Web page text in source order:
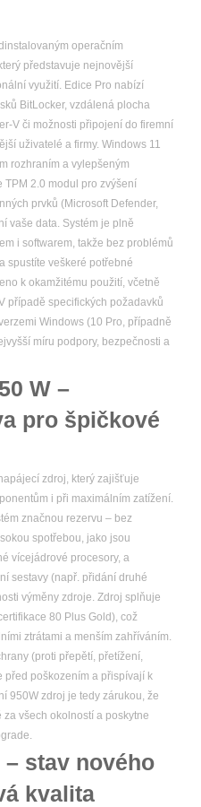
operačním
představuje nejnovější
využití. Edice Pro nabízí
BitLocker, vzdálená plocha
V či možnosti připojení do firemní
uživatelé a firmy. Windows 11
rozhraním a vylepšeným
2.0 modul pro zvýšení
prvků (Microsoft Defender,
vaše data. Systém je plně
i softwarem, takže bez problémů
spustíte veškeré potřebné
k okamžitému použití, včetně
případě specifických požadavků
Windows (10 Pro, případně
míru podpory, bezpečnosti a
W –
pro špičkové
zdroj, který zajišťuje
i při maximálním zatížení.
značnou rezervu – bez
spotřebou, jako jsou
vícejádrové procesory, a
sestavy (např. přidání druhé
výměny zdroje. Zdroj splňuje
80 Plus Gold), což
ztrátami a menším zahříváním.
(proti přepětí, přetížení,
před poškozením a přispívají k
950W zdroj je tedy zárukou, že
všech okolností a poskytne
– stav nového
kvalita